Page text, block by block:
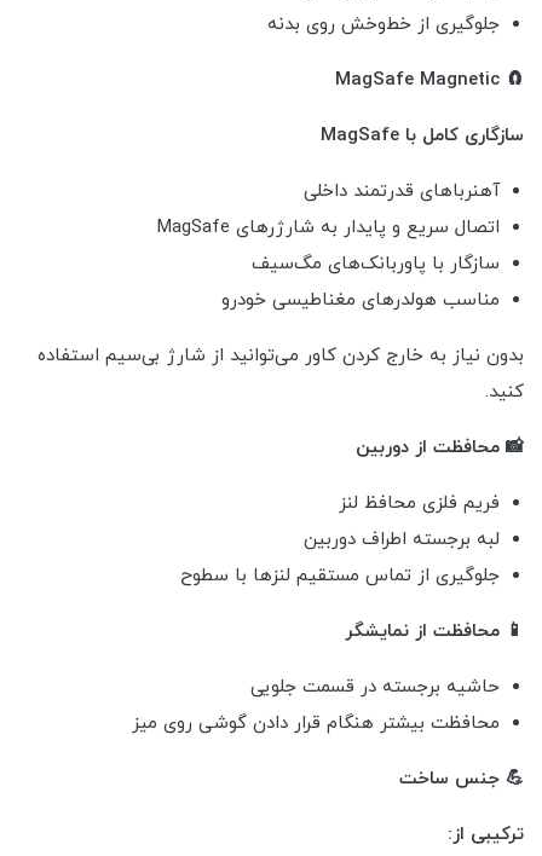
جلوگیری از خط‌وخش روی بدنه
🧲 MagSafe Magnetic
سازگاری کامل با MagSafe
آهنرباهای قدرتمند داخلی
اتصال سریع و پایدار به شارژرهای MagSafe
سازگار با پاوربانک‌های مگ‌سیف
مناسب هولدرهای مغناطیسی خودرو
بدون نیاز به خارج کردن کاور می‌توانید از شارژ بی‌سیم استفاده
کنید.
📸 محافظت از دوربین
فریم فلزی محافظ لنز
لبه برجسته اطراف دوربین
جلوگیری از تماس مستقیم لنزها با سطوح
📱 محافظت از نمایشگر
حاشیه برجسته در قسمت جلویی
محافظت بیشتر هنگام قرار دادن گوشی روی میز
💪 جنس ساخت
ترکیبی از: